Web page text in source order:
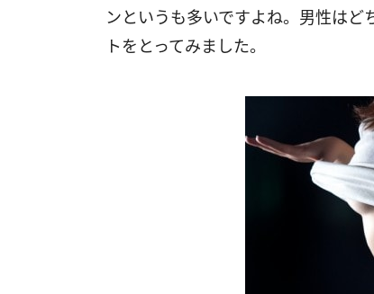
ンというも多いですよね。男性は
トをとってみました。